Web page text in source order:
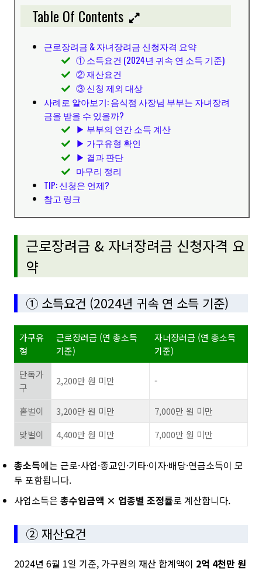
Table Of Contents
근로장려금 & 자녀장려금 신청자격 요약
① 소득요건 (2024년 귀속 연 소득 기준)
② 재산요건
③ 신청 제외 대상
사례로 알아보기: 음식점 사장님 부부는 자녀장려
금을 받을 수 있을까?
▶ 부부의 연간 소득 계산
▶ 가구유형 확인
▶ 결과 판단
마무리 정리
TIP: 신청은 언제?
참고 링크
근로장려금 & 자녀장려금 신청자격 요
약
① 소득요건 (2024년 귀속 연 소득 기준)
가구유
형
근로장려금 (연 총소득
기준)
자녀장려금 (연 총소득
기준)
단독가
구
2,200만 원 미만 -
홑벌이 3,200만 원 미만
7,000만 원 미만
맞벌이
4,400만 원 미만 7,000만 원 미만
총소득에는 근로·사업·종교인·기타·이자·배당·연금소득이 모
두 포함됩니다.
사업소득은 총수입금액 × 업종별 조정률로 계산합니다.
② 재산요건
2024년 6월 1일 기준, 가구원의 재산 합계액이 2억 4천만 원